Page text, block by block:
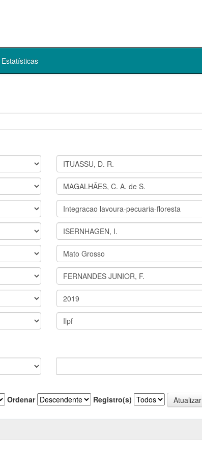
Estatísticas
Ordenar Registro(s)